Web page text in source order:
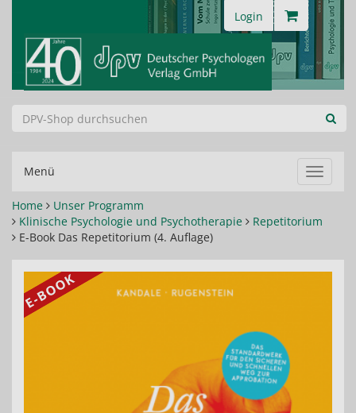
Login
Menü
ein-/
Home
Unser Programm
Klinische Psychologie und Psychotherapie
Repetitorium
E-Book Das Repetitorium (4. Auflage)